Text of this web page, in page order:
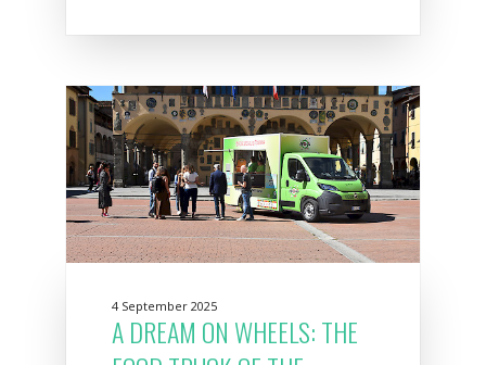
4 September 2025
A DREAM ON WHEELS: THE